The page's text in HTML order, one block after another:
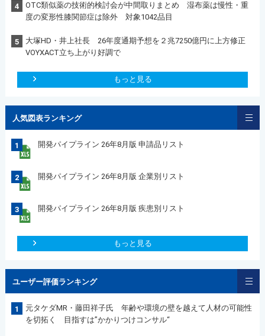
4
OTC類似薬の技術的検討会が中間取りまとめ 湿布薬は慢性・重
度の変形性膝関節症は除外 対象1042品目
5
大塚HD・井上社長 26年度通期予想を２兆7250億円に上方修正
VOYXACT立ち上がり好調で
もっと見る
人気図表ランキング
1 開発パイプライン 26年8月版 申請品リスト
2 開発パイプライン 26年8月版 企業別リスト
3 開発パイプライン 26年8月版 疾患別リスト
もっと見る
ユーザー評価ランキング
1
元タケダMR・藤田祥子氏 年齢や環境の壁を越えて人材の可能性
を切拓く 目指すは”かかりつけコンサル“